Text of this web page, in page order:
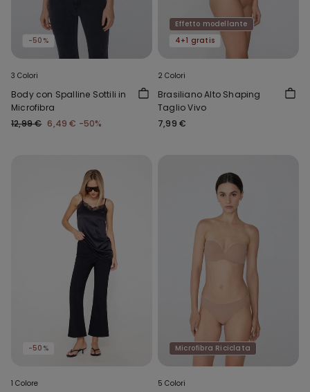
-50%
3 Colori
Body con Spalline Sottili in
Microfibra
12,99 € 6,49 € -50%
Effetto modellante
4+1 gratis
2 Colori
Brasiliano Alto Shaping
Taglio Vivo
7,99 €
-50%
1 Colore
Microfibra Riciclata
5 Colori